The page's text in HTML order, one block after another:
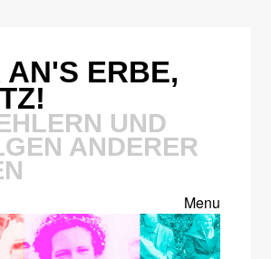
AN'S ERBE,
UND
ANDERER
Menu